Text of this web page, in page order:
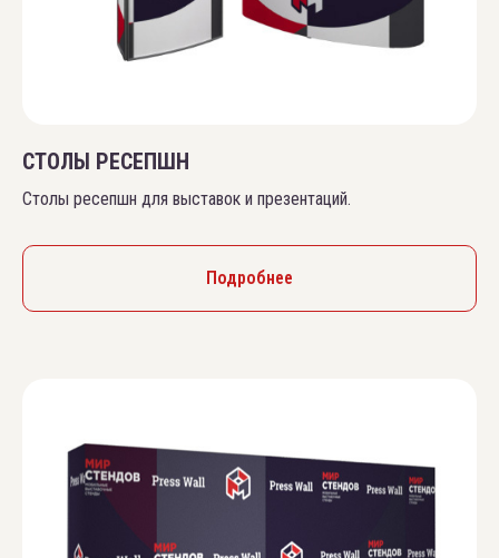
СТОЛЫ РЕСЕПШН
Столы ресепшн для выставок и презентаций.
Подробнее